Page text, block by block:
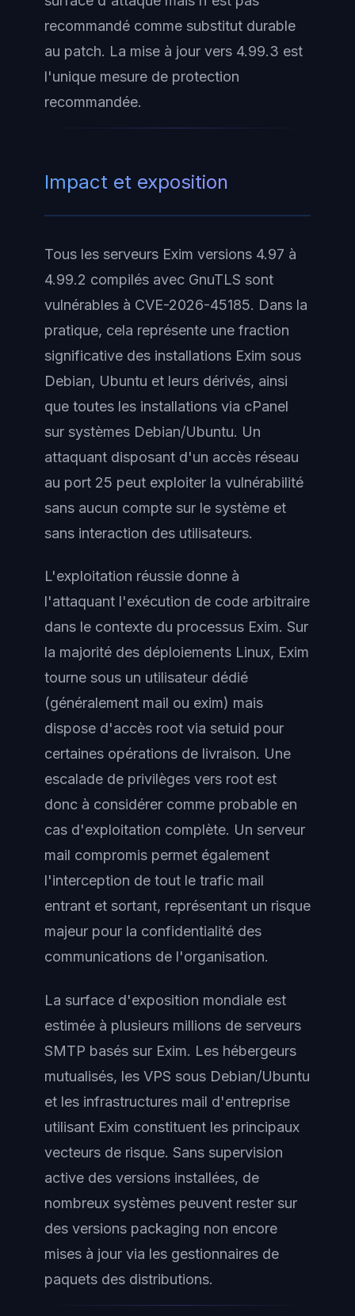
recommandé comme substitut durable
au patch. La mise à jour vers 4.99.3 est
l'unique mesure de protection
recommandée.
Impact et exposition
Tous les serveurs Exim versions 4.97 à
4.99.2 compilés avec GnuTLS sont
vulnérables à CVE-2026-45185. Dans la
pratique, cela représente une fraction
significative des installations Exim sous
Debian, Ubuntu et leurs dérivés, ainsi
que toutes les installations via cPanel
sur systèmes Debian/Ubuntu. Un
attaquant disposant d'un accès réseau
au port 25 peut exploiter la vulnérabilité
sans aucun compte sur le système et
sans interaction des utilisateurs.
L'exploitation réussie donne à
l'attaquant l'exécution de code arbitraire
dans le contexte du processus Exim. Sur
la majorité des déploiements Linux, Exim
tourne sous un utilisateur dédié
(généralement mail ou exim) mais
dispose d'accès root via setuid pour
certaines opérations de livraison. Une
escalade de privilèges vers root est
donc à considérer comme probable en
cas d'exploitation complète. Un serveur
mail compromis permet également
l'interception de tout le trafic mail
entrant et sortant, représentant un risque
majeur pour la confidentialité des
communications de l'organisation.
La surface d'exposition mondiale est
estimée à plusieurs millions de serveurs
SMTP basés sur Exim. Les hébergeurs
mutualisés, les VPS sous Debian/Ubuntu
et les infrastructures mail d'entreprise
utilisant Exim constituent les principaux
vecteurs de risque. Sans supervision
active des versions installées, de
nombreux systèmes peuvent rester sur
des versions packaging non encore
mises à jour via les gestionnaires de
paquets des distributions.